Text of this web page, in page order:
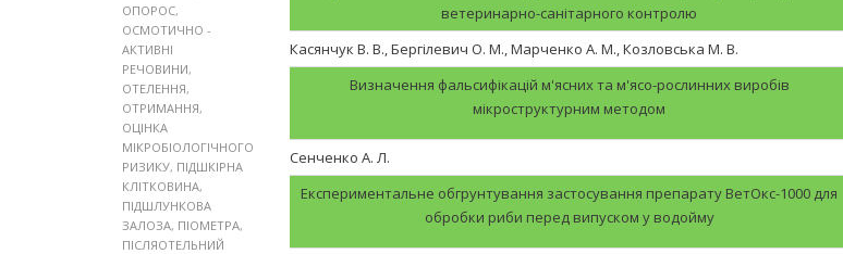
ОПОРОС,
ОСМОТИЧНО -
АКТИВНІ
РЕЧОВИНИ,
ОТЕЛЕННЯ,
ОТРИМАННЯ,
ОЦІНКА
МІКРОБІОЛОГІЧНОГО
РИЗИКУ, ПІДШКІРНА
КЛІТКОВИНА,
ПІДШЛУНКОВА
ЗАЛОЗА, ПІОМЕТРА,
ПІСЛЯОТЕЛЬНИЙ
ветеринарно-санітарного контролю
Касянчук В. В., Бергілевич О. М., Марченко А. М., Козловська М. В.
Визначення фальсифікацій м'ясних та м'ясо-рослинних виробів
мікроструктурним методом
Сенченко А. Л.
Експериментальне обгрунтування застосування препарату ВетОкс-1000 для
обробки риби перед випуском у водойму